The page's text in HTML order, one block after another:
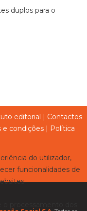
duplos para o
editorial
Contactos
e condições
Política
do utilizador,
funcionalidades de